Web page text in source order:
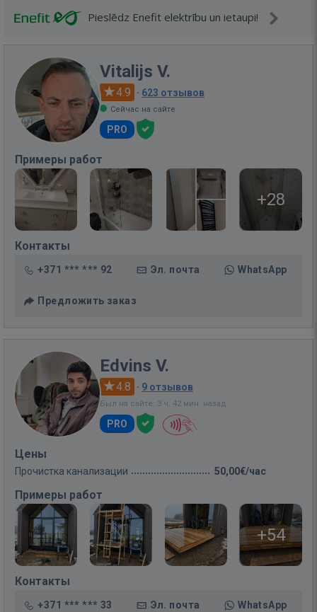
Pieslēdz Enefit elektrību un ietaupi!
Vitalijs V.
4.9 · 623 отзывов
Сейчас на сайте
PRO
Примеры работ
+28
Контакты
+371 *** *** 92 Эл. почта WhatsApp
Предложить заказ
Edvins V.
4.8 · 9 отзывов
Был на сайте: 3 ч. 42 мин. назад
PRO
Цены
Прочистка канализации 50,00€/час
Примеры работ
+54
Контакты
+371 *** *** 33 Эл. почта WhatsApp